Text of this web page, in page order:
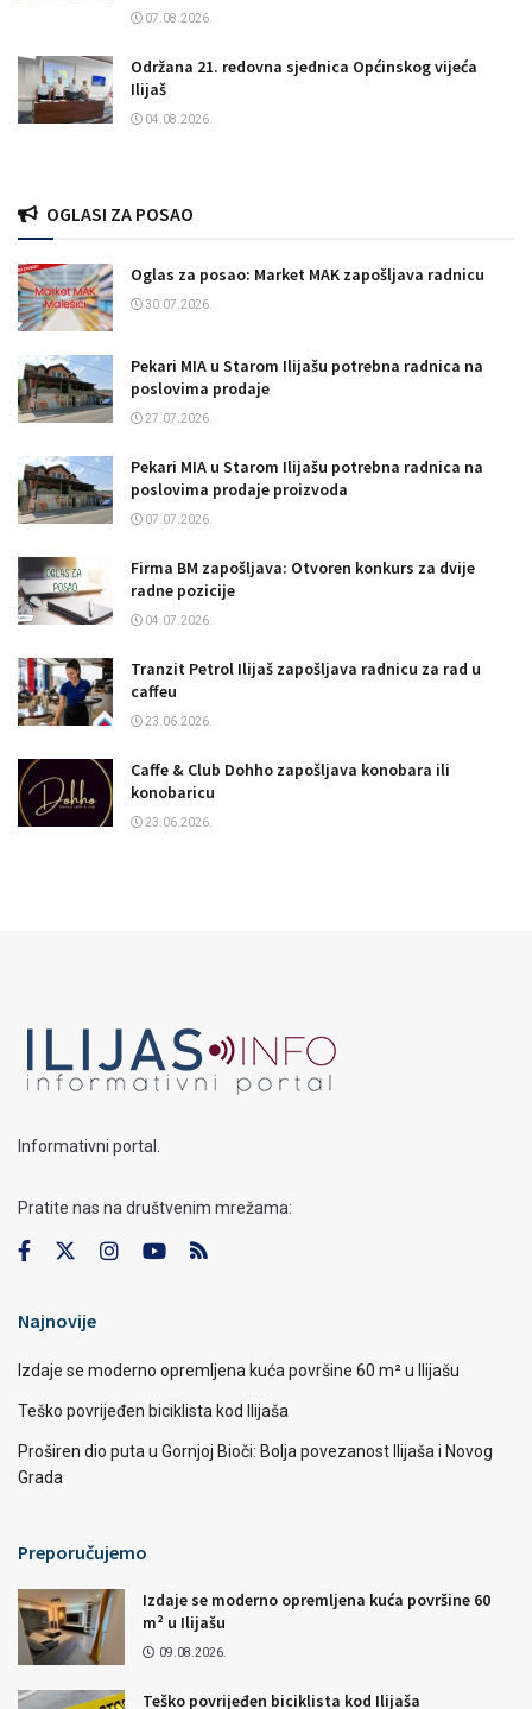
07.08.2026.
Održana 21. redovna sjednica Općinskog vijeća
Ilijaš
04.08.2026.
OGLASI ZA POSAO
Oglas za posao: Market MAK zapošljava radnicu
30.07.2026.
Pekari MIA u Starom Ilijašu potrebna radnica na
poslovima prodaje
27.07.2026.
Pekari MIA u Starom Ilijašu potrebna radnica na
poslovima prodaje proizvoda
07.07.2026.
Firma BM zapošljava: Otvoren konkurs za dvije
radne pozicije
04.07.2026.
Tranzit Petrol Ilijaš zapošljava radnicu za rad u
caffeu
23.06.2026.
Caffe & Club Dohho zapošljava konobara ili
konobaricu
23.06.2026.
Informativni portal.
Pratite nas na društvenim mrežama:
Najnovije
Izdaje se moderno opremljena kuća površine 60 m² u Ilijašu
Teško povrijeđen biciklista kod Ilijaša
Proširen dio puta u Gornjoj Bioči: Bolja povezanost Ilijaša i Novog
Grada
Preporučujemo
Izdaje se moderno opremljena kuća površine 60
m² u Ilijašu
09.08.2026.
Teško povrijeđen biciklista kod Ilijaša